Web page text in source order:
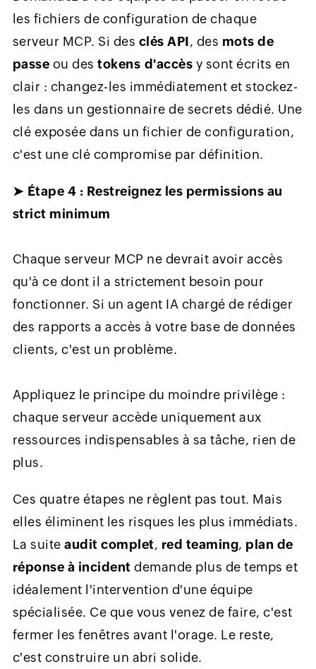
les fichiers de configuration de chaque
serveur MCP. Si des clés API, des mots de
passe ou destokens d'accès y sont écrits en
clair : changez-les immédiatement et stockez-
les dans un gestionnaire de secrets dédié. Une
clé exposée dans un fichier de configuration,
c'est une clé compromise par définition.
➤ Étape 4 : Restreignez les permissions au
strict minimum
Chaque serveur MCP ne devrait avoir accès
qu'à ce dont il a strictement besoin pour
fonctionner. Si un agent IA chargé de rédiger
des rapports a accès à votre base de données
clients, c'est un problème.
Appliquez le principe du moindre privilège :
chaque serveur accède uniquement aux
ressources indispensables à sa tâche, rien de
plus.
Ces quatre étapes ne règlent pas tout. Mais
elles éliminent les risques les plus immédiats.
La suiteaudit complet, red teaming, plan de
réponse à incident demande plus de temps et
idéalement l'intervention d'une équipe
spécialisée. Ce que vous venez de faire, c'est
fermer les fenêtres avant l'orage. Le reste,
c'est construire un abri solide.